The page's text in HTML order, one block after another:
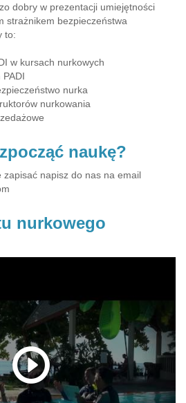
dobry w prezentacji umiejętności
strażnikem bezpieczeństwa
to:
w kursach nurkowych
nurka
nurkowania
naukę?
zapisać napisz do nas na email
nurkowego